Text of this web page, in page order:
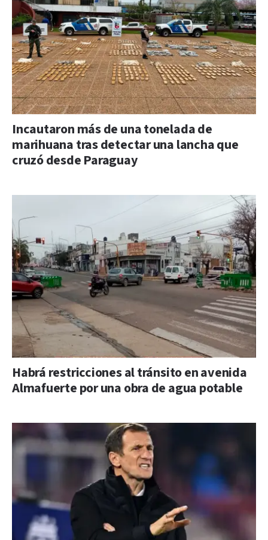
Incautaron más de una tonelada de
marihuana tras detectar una lancha que
cruzó desde Paraguay
Habrá restricciones al tránsito en avenida
Almafuerte por una obra de agua potable